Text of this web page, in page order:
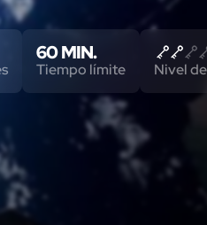
60 MIN.
Tiempo límite Nivel